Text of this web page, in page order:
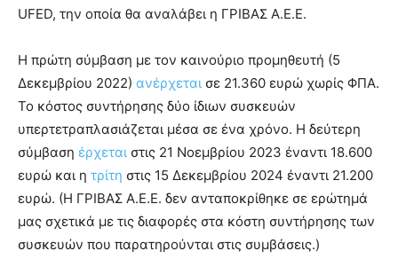
UFED, την οποία θα αναλάβει η ΓΡΙΒΑΣ Α.Ε.Ε.
Η πρώτη σύμβαση με τον καινούριο προμηθευτή (5
Δεκεμβρίου 2022) ανέρχεται σε 21.360 ευρώ χωρίς ΦΠΑ.
Το κόστος συντήρησης δύο ίδιων συσκευών
υπερτετραπλασιάζεται μέσα σε ένα χρόνο. Η δεύτερη
σύμβαση έρχεται στις 21 Νοεμβρίου 2023 έναντι 18.600
ευρώ και η τρίτη στις 15 Δεκεμβρίου 2024 έναντι 21.200
ευρώ. (Η ΓΡΙΒΑΣ Α.Ε.Ε. δεν ανταποκρίθηκε σε ερώτημά
μας σχετικά με τις διαφορές στα κόστη συντήρησης των
συσκευών που παρατηρούνται στις συμβάσεις.)